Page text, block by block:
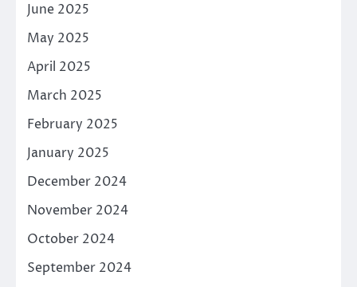
June 2025
May 2025
April 2025
March 2025
February 2025
January 2025
December 2024
November 2024
October 2024
September 2024